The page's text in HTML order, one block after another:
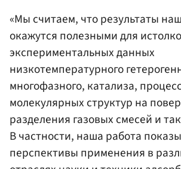
«Мы считаем, что результаты
окажутся полезными для
экспериментальных данных
низкотемпературного
многофазного, катализа,
молекулярных структур на
разделения газовых смесей и
В частности, наша работа
перспективы применения в